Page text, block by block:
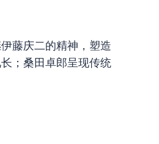
藤庆二的精神，塑造
；桑田卓郎呈现传统